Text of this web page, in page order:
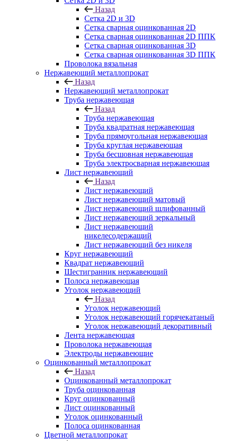
Назад
Сетка 2D и 3D
Сетка сварная оцинкованная 2D
Сетка сварная оцинкованная 2D ППК
Сетка сварная оцинкованная 3D
Сетка сварная оцинкованная 3D ППК
Проволока вязальная
Нержавеющий металлопрокат
Назад
Нержавеющий металлопрокат
Труба нержавеющая
Назад
Труба нержавеющая
Труба квадратная нержавеющая
Труба прямоугольная нержавеющая
Труба круглая нержавеющая
Труба бесшовная нержавеющая
Труба электросварная нержавеющая
Лист нержавеющий
Назад
Лист нержавеющий
Лист нержавеющий матовый
Лист нержавеющий шлифованный
Лист нержавеющий зеркальный
Лист нержавеющий
никелесодержащий
Лист нержавеющий без никеля
Круг нержавеющий
Квадрат нержавеющий
Шестигранник нержавеющий
Полоса нержавеющая
Уголок нержавеющий
Назад
Уголок нержавеющий
Уголок нержавеющий горячекатаный
Уголок нержавеющий декоративный
Лента нержавеющая
Проволока нержавеющая
Электроды нержавеющие
Оцинкованный металлопрокат
Назад
Оцинкованный металлопрокат
Труба оцинкованная
Круг оцинкованный
Лист оцинкованный
Уголок оцинкованный
Полоса оцинкованная
Цветной металлопрокат